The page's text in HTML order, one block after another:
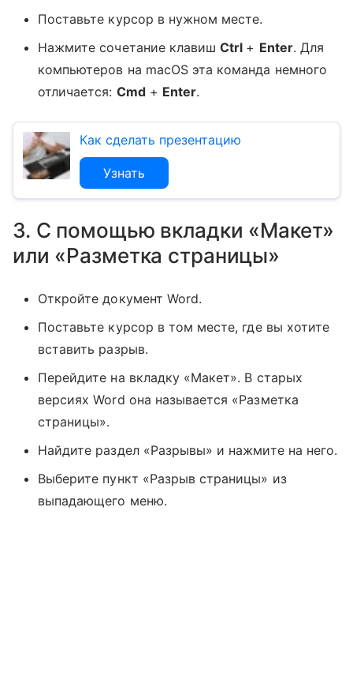
Поставьте курсор в нужном месте.
Нажмите сочетание клавишCtrl + Enter. Для
компьютеров на macOS эта команда немного
отличается: Cmd+ Enter.
Как сделать презентацию
Узнать
3. С помощью вкладки «Макет»
или «Разметка страницы»
Откройте документ Word.
Поставьте курсор в том месте, где вы хотите
вставить разрыв.
Перейдите на вкладку «Макет». В старых
версиях Word она называется «Разметка
страницы».
Найдите раздел «Разрывы» и нажмите на него.
Выберите пункт «Разрыв страницы» из
выпадающего меню.